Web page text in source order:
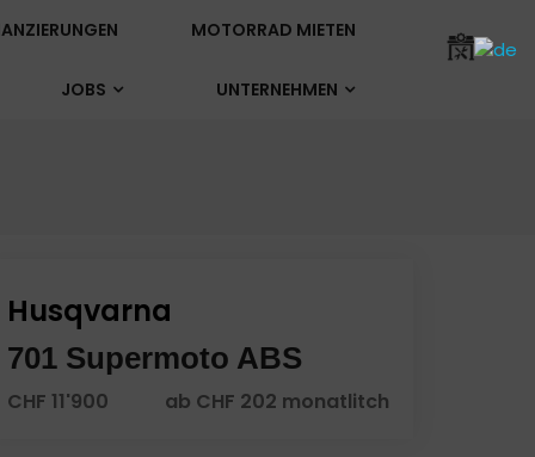
MOTORRAD MIETEN
UNTERNEHMEN
JOBS
Husqvarna
701 Supermoto ABS
CHF 11'900 ab CHF 202 monatlitch